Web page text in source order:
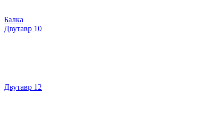
Балка
Двутавр 10
Двутавр 12